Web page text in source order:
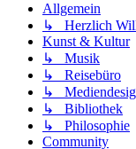
Allgemein
↳ Herzlich
Kunst & Kultur
↳ Musik
↳ Reisebüro
↳
↳ Bibliothek
↳ Philosophie
Community